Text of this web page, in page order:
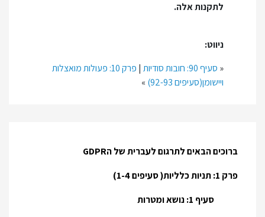
ברוכים הבאים לתרגום לעברית של הGDPR
פרק 1: תניות כלליות( סעיפים 1-4)
סעיף 1: נושא ומטרות
לתקנות אלה.
ניווט:
« סעיף 90: חובות סודיות |
פרק 10: פעולות מואצלות
ויישומן(סעיפים 92-93)
»